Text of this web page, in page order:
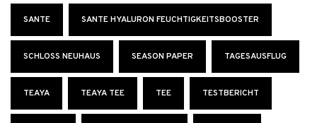
SANTE SANTE HYALURON FEUCHTIGKEITSBOOSTER
SCHLOSS NEUHAUS SEASON PAPER TAGESAUSFLUG
TEAYA TEAYA TEE TEE TESTBERICHT